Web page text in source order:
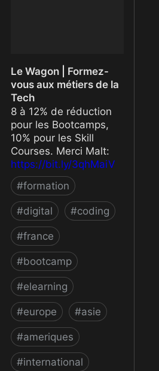
Le Wagon | Formez-
vous aux métiers de la
Tech
8 à 12% de réduction
pour les Bootcamps,
10% pour les Skill
Courses. Merci Malt:
https://bit.ly/3qhMaiV
#formation
#digital #coding
#france
#bootcamp
#elearning
#europe #asie
#ameriques
#international